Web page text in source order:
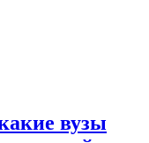
вузы